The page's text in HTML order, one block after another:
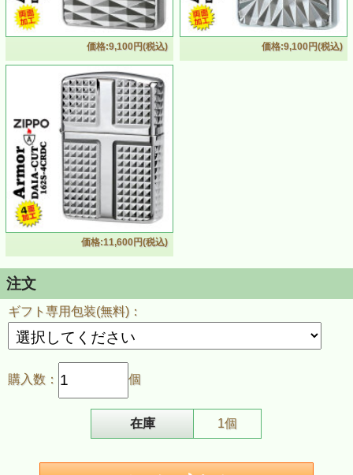
ZIPPO/ARMOR アーマー 鎧 ダイヤカット 4面彫刻 ＃
162 シルバーメッキ加工 162S-4DC
・厚みが通常のジッポライターの1.5倍あるアーマーzippo
ジッポーがベース
・美しい模様が4面にダイヤモンドカット彫刻された、人気
のジッポーライター
・厚みがある分、深く彫刻ができるので通常の彫刻加工の
ジッポーに比べて美しい仕上がり
・光を反射して煌びやかで豪華な逸品
・手にしたときの重み・手触りが違います
・ギフト・プレゼントにおすすめです
■サイズ約（当店計測値）：H53.2mm W37.8mm
D12.9mm、58ｇ（乾燥時）
■仕様：シルバーメッキ加工、ダイヤモンドカット彫刻、4
面加工
■ケース：アーマーケース
■付属品：ZIPPO社専用箱、ZIPPO社永久保証書
・お客様のご利用のブラウザの環境により商品の色合いが
実際のものと多少異なる場合がございますので、予めご了
価格:9,100円(税込) 価格:9,100円(税込)
価格:11,600円(税込)
注文
ギフト専用包装(無料)：
購入数： 個
在庫 1個